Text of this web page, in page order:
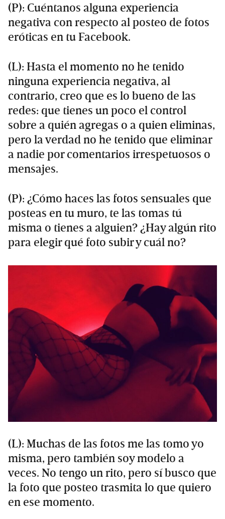
(P): Cuéntanos alguna experiencia
negativa con respecto al posteo de fotos
eróticas en tu Facebook.
(L): Hasta el momento no he tenido
ninguna experiencia negativa, al
contrario, creo que es lo bueno de las
redes: que tienes un poco el control
sobre a quién agregas o a quien eliminas,
pero la verdad no he tenido que eliminar
a nadie por comentarios irrespetuosos o
mensajes.
(P): ¿Cómo haces las fotos sensuales que
posteas en tu muro, te las tomas tú
misma o tienes a alguien? ¿Hay algún rito
para elegir qué foto subir y cuál no?
(L): Muchas de las fotos me las tomo yo
misma, pero también soy modelo a
veces. No tengo un rito, pero sí busco que
la foto que posteo trasmita lo que quiero
en ese momento.